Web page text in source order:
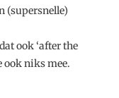
(supersnelle)
ook ‘after the
ook niks mee.